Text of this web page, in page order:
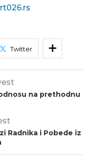
Twitter
na prethodnu
Radnika i Pobede iz